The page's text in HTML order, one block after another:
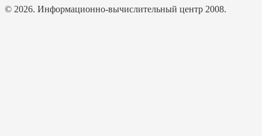
© 2026. Информационно-вычислительный центр 2008.